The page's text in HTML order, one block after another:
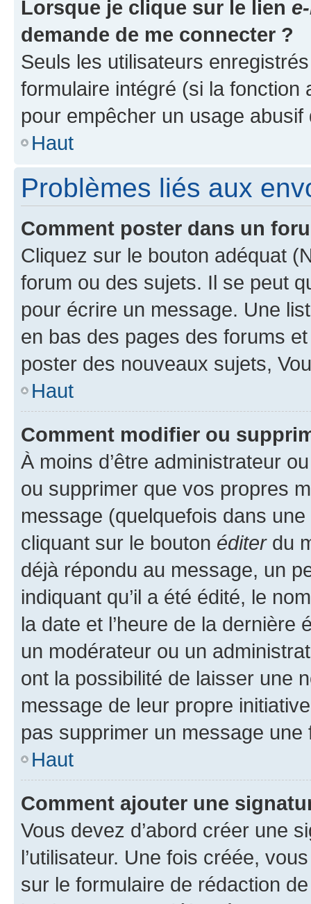
Lorsque je clique sur le lien
demande de me connecter ?
Seuls les utilisateurs
formulaire intégré (si la fonction
pour empêcher un usage
Haut
Problèmes liés aux
Comment poster dans un
Cliquez sur le bouton adéquat
forum ou des sujets. Il se peut
pour écrire un message. Une
en bas des pages des forums
poster des nouveaux sujets,
Haut
Comment modifier ou
À moins d’être administrateur
ou supprimer que vos propres
message (quelquefois dans
cliquant sur le bouton éditerdu
déjà répondu au message, un
indiquant qu’il a été édité, le
la date et l’heure de la dernière
un modérateur ou un
ont la possibilité de laisser une
message de leur propre
pas supprimer un message une
Haut
Comment ajouter une
Vous devez d’abord créer une
l’utilisateur. Une fois créée,
sur le formulaire de rédaction